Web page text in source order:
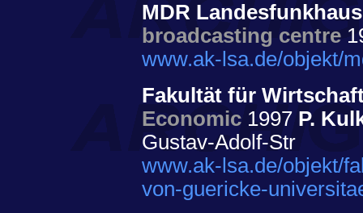
MDR
broadcasting centre
www.ak-lsa.de/objekt/
Fakultät für
Economic 1997 P.
Gustav-Adolf-Str
www.ak-lsa.de/objekt/
von-guericke-